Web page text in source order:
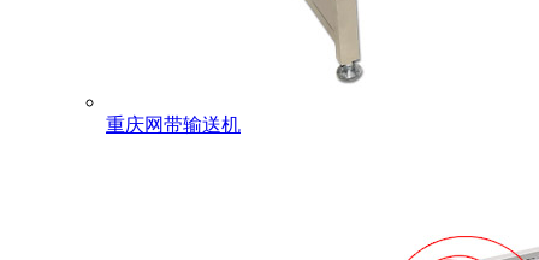
重庆网带输送机